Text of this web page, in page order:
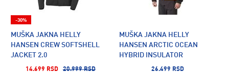
MUŠKA JAKNA HELLY
HANSEN CREW SOFTSHELL
JACKET 2.0
14.699 RSD 20.999 RSD
-30%
MUŠKA JAKNA HELLY
HANSEN ARCTIC OCEAN
HYBRID INSULATOR
26.499 RSD